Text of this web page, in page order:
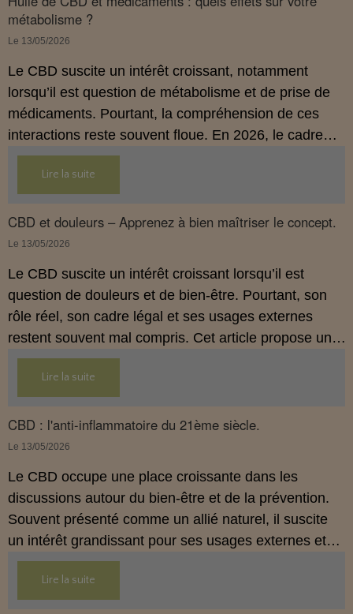
métabolisme ?
Le 13/05/2026
Le CBD suscite un intérêt croissant, notamment
lorsqu’il est question de métabolisme et de prise de
médicaments. Pourtant, la compréhension de ces
interactions reste souvent floue. En 2026, le cadre
légal français impose des règles strictes : seuls les
usages externes du CBD sont autorisés. Cet article
propose une mise au point claire et accessible pour
comprendre comment le CBD s’inscrit dans une
démarche de prévention, sans ingestion et sans
Lire la suite
CBD et douleurs – Apprenez à bien maîtriser le concept.
Le 13/05/2026
Le CBD suscite un intérêt croissant lorsqu’il est
question de douleurs et de bien‑être. Pourtant, son
rôle réel, son cadre légal et ses usages externes
restent souvent mal compris. Cet article propose une
mise au point claire, moderne et conforme à la
réglementation française de 2026, afin de mieux
comprendre comment le CBD s’intègre dans une
approche globale de prévention.
Lire la suite
CBD : l'anti-inflammatoire du 21ème siècle.
Le 13/05/2026
Le CBD occupe une place croissante dans les
discussions autour du bien‑être et de la prévention.
Souvent présenté comme un allié naturel, il suscite
un intérêt grandissant pour ses usages externes et
son interaction avec le système endocannabinoïde.
Cet article propose une mise au point claire, moderne
et conforme à la réglementation française de 2026.
Lire la suite